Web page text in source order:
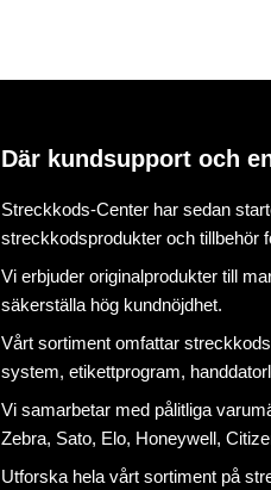
Där kundsupport och
Streckkods-Center har sedan
streckkodsprodukter och tillbehör
Vi erbjuder originalprodukter till
säkerställa hög kundnöjdhet.
Vårt sortiment omfattar
system, etikettprogram,
Vi samarbetar med pålitliga
Zebra, Sato, Elo, Honeywell,
Utforska hela vårt sortiment på